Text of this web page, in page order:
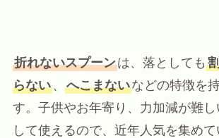
折れないスプーンは、落としても
らない、 へこまないなどの特徴を
す。子供やお年寄り、力加減が難
して使えるので、近年人気を集めて